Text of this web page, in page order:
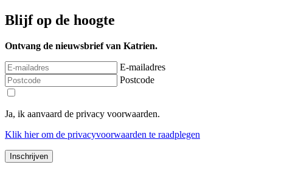
Blijf op de hoogte
Ontvang de nieuwsbrief van Katrien.
E-mailadres
Postcode
Ja, ik aanvaard de privacy voorwaarden.
Klik hierom de privacyvoorwaarden te raadplegen